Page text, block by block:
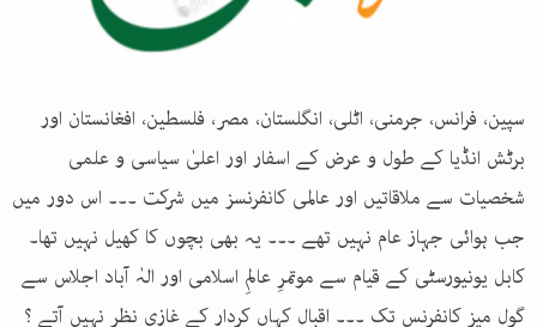
سپین، فرانس، جرمنی، اٹلی، انگلستان، مصر، فلسطین، افغانستان اور
برٹش انڈیا کے طول و عرض کے اسفار اور اعلیٰ سیاسی و علمی
شخصیات سے ملاقاتیں اور عالمی کانفرنسز میں شرکت ۔۔۔ اس دور میں
جب ہوائی جہاز عام نہیں تھے ۔۔۔ یہ بھی بچوں کا کھیل نہیں تھا۔
کابل یونیورسٹی کے قیام سے موتمرِ عالمِ اسلامی اور الہٰ آباد اجلاس سے
گول میز کانفرنس تک ۔۔۔ اقبال کہاں کردار کے غازی نظر نہیں آتے ؟